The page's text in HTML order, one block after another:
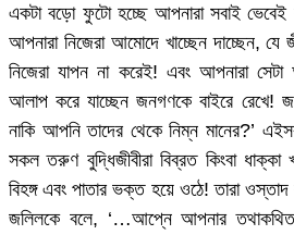
একটা বড়ো ফুটো হচ্ছে আপনারা সবাই ভেবেই
আপনারা নিজেরা আমোদে খাচ্ছেন দাচ্ছেন,
নিজেরা যাপন না করেই! এবং আপনারা
আলাপ করে যাচ্ছেন জনগণকে বাইরে রেখে!
নাকি আপনি তাদের থেকে নিম্ন মানের?’
সকল তরুণ বুদ্ধিজীবীরা বিব্রত কিংবা
বিহঙ্গ এবং পাতার ভক্ত হয়ে ওঠে! তারা
জলিলকে বলে, ‘…আপ্নে আপনার তথাকথিত